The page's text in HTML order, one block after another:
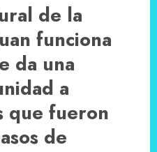
de la
funciona
da una
a
que fueron
de